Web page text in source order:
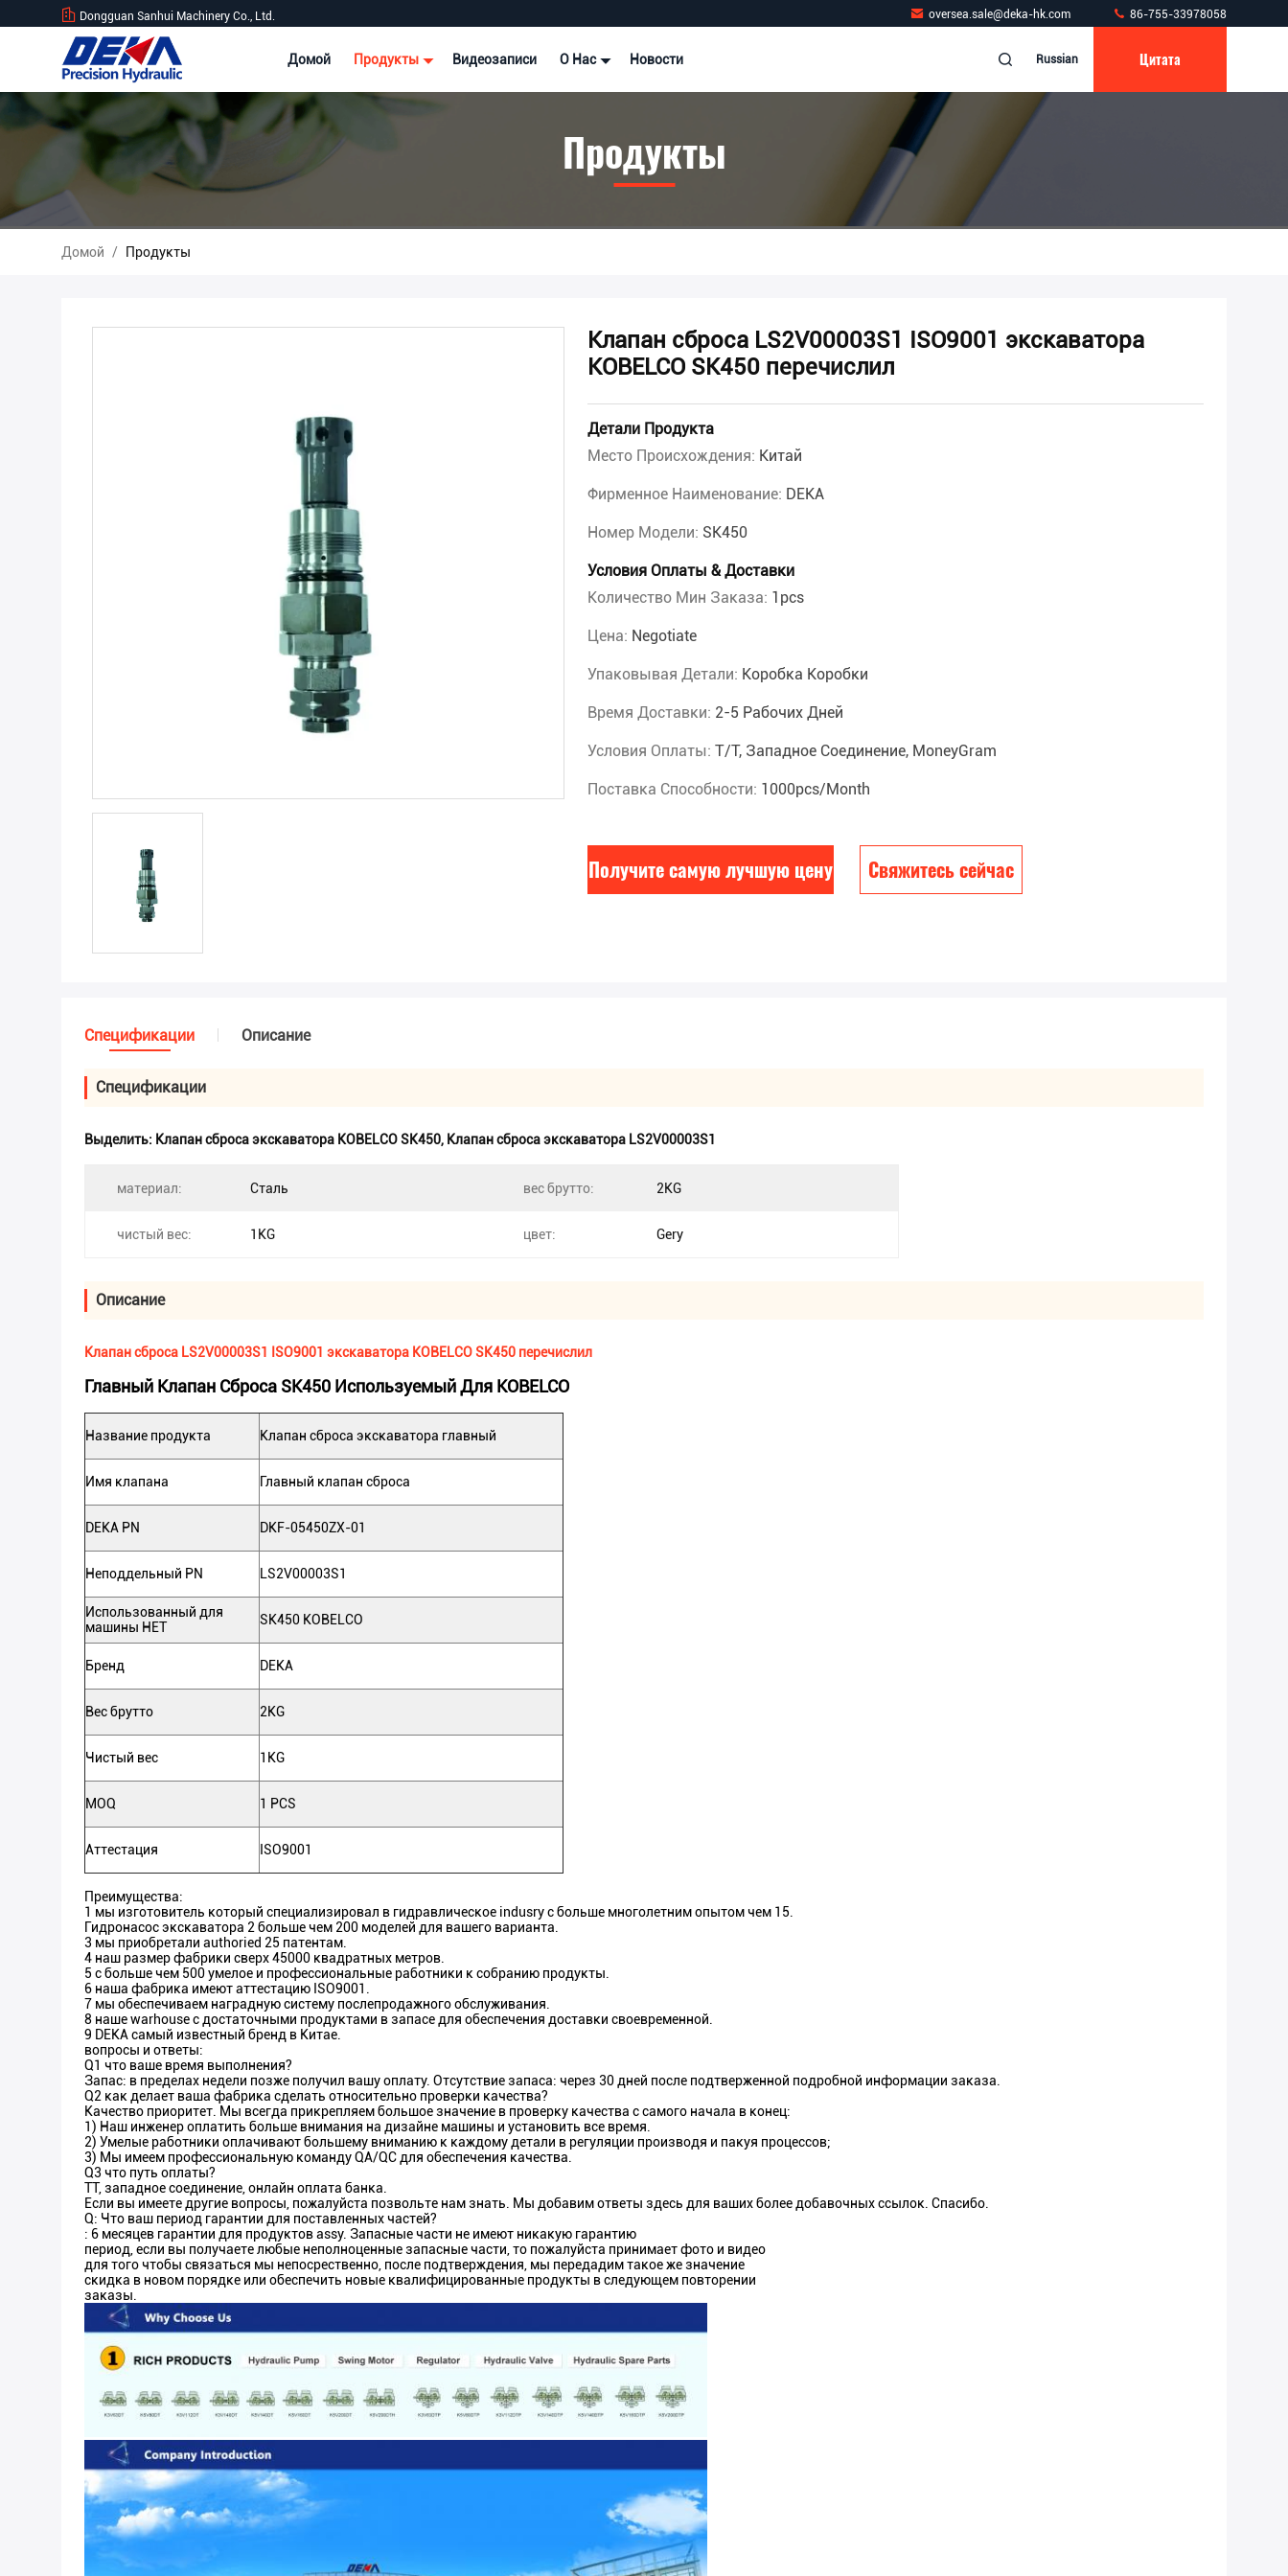
Dongguan Sanhui Machinery Co., Ltd. oversea.sale@deka-hk.com 86-755-33978058
Домой Продукты Видеозаписи О Нас Новости Russian Цитата
Продукты
Домой / Продукты
Клапан сброса LS2V00003S1 ISO9001 экскаватора
KOBELCO SK450 перечислил
Детали Продукта
Место Происхождения: Китай
Фирменное Наименование: DEKA
Номер Модели: SK450
Условия Оплаты & Доставки
Количество Мин Заказа: 1pcs
Цена: Negotiate
Упаковывая Детали: Коробка Коробки
Время Доставки: 2-5 Рабочих Дней
Условия Оплаты: T/T, Западное Соединение, MoneyGram
Поставка Способности: 1000pcs/month
Получите самую лучшую цену Свяжитесь сейчас
Спецификации Описание
Спецификации
Выделить: Клапан сброса экскаватора KOBELCO SK450, Клапан сброса экскаватора LS2V00003S1
материал: Сталь вес брутто: 2KG
чистый вес: 1KG цвет: Gery
Описание
Клапан сброса LS2V00003S1 ISO9001 экскаватора KOBELCO SK450 перечислил
Главный Клапан Сброса SK450 Используемый Для KOBELCO
Название продукта Клапан сброса экскаватора главный
Имя клапана Главный клапан сброса
DEKA PN DKF-05450ZX-01
Неподдельный PN LS2V00003S1
Использованный для
машины НЕТ
SK450 KOBELCO
Бренд DEKA
Вес брутто 2KG
Чистый вес 1KG
MOQ 1 PCS
Аттестация ISO9001
Преимущества:
1 мы изготовитель который специализировал в гидравлическое indusry с больше многолетним опытом чем 15.
Гидронасос экскаватора 2 больше чем 200 моделей для вашего варианта.
3 мы приобретали authoried 25 патентам.
4 наш размер фабрики сверх 45000 квадратных метров.
5 с больше чем 500 умелое и профессиональные работники к собранию продукты.
6 наша фабрика имеют аттестацию ISO9001.
7 мы обеспечиваем наградную систему послепродажного обслуживания.
8 наше warhouse с достаточными продуктами в запасе для обеспечения доставки своевременной.
9 DEKA самый известный бренд в Китае.
вопросы и ответы:
Q1 что ваше время выполнения?
Запас: в пределах недели позже получил вашу оплату. Отсутствие запаса: через 30 дней после подтверженной подробной информации заказа.
Q2 как делает ваша фабрика сделать относительно проверки качества?
Качество приоритет. Мы всегда прикрепляем большое значение в проверку качества с самого начала в конец:
1) Наш инженер оплатить больше внимания на дизайне машины и установить все время.
2) Умелые работники оплачивают большему вниманию к каждому детали в регуляции производя и пакуя процессов;
3) Мы имеем профессиональную команду QA/QC для обеспечения качества.
Q3 что путь оплаты?
TT, западное соединение, онлайн оплата банка.
Если вы имеете другие вопросы, пожалуйста позвольте нам знать. Мы добавим ответы здесь для ваших более добавочных ссылок. Спасибо.
Q: Что ваш период гарантии для поставленных частей?
: 6 месяцев гарантии для продуктов assy. Запасные части не имеют никакую гарантию
период, если вы получаете любые неполноценные запасные части, то пожалуйста принимает фото и видео
для того чтобы связаться мы непосрественно, после подтверждения, мы передадим такое же значение
скидка в новом порядке или обеспечить новые квалифицированные продукты в следующем повторении
заказы.